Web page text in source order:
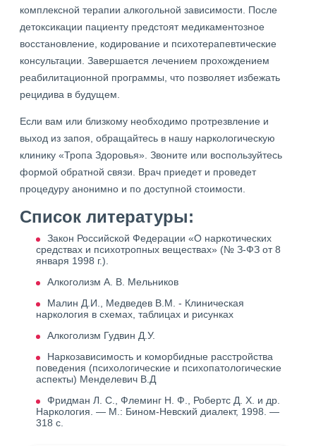
комплексной терапии алкогольной зависимости. После
детоксикации пациенту предстоят медикаментозное
восстановление, кодирование и психотерапевтические
консультации. Завершается лечением прохождением
реабилитационной программы, что позволяет избежать
рецидива в будущем.
Если вам или близкому необходимо протрезвление и
выход из запоя, обращайтесь в нашу наркологическую
клинику «Тропа Здоровья». Звоните или воспользуйтесь
формой обратной связи. Врач приедет и проведет
процедуру анонимно и по доступной стоимости.
Список литературы:
Закон Российской Федерации «О наркотических
средствах и психотропных веществах» (№ З-ФЗ от 8
января 1998 г.).
Алкоголизм А. В. Мельников
Малин Д.И., Медведев В.М. - Клиническая
наркология в схемах, таблицах и рисунках
Алкоголизм Гудвин Д.У.
Наркозависимость и коморбидные расстройства
поведения (психологические и психопатологические
аспекты) Менделевич В.Д
Фридман Л. С., Флеминг Н. Ф., Робертс Д. Х. и др.
Наркология. — М.: Бином-Невский диалект, 1998. —
318 с.